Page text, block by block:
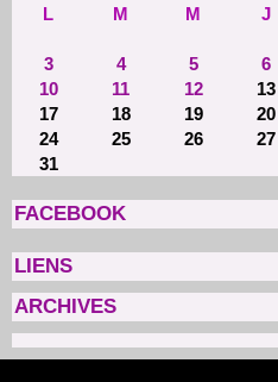
L
M M J
3
4 5 6
10
11 12 13
17
18 19 20
24
25 26 27
31
FACEBOOK
LIENS
ARCHIVES